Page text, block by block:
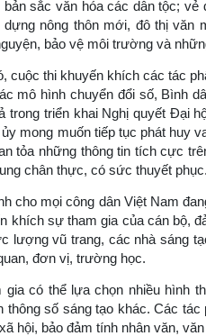
bản sắc văn hóa các dân tộc;
dựng nông thôn mới, đô thị văn
bảo vệ môi trường và
cuộc thi khuyến khích các tác
mô hình chuyển đổi số, Bình
trong triển khai Nghị quyết Đại
mong muốn tiếp tục phát huy
tỏa những thông tin tích cực
chân thực, có sức thuyết phục.
cho mọi công dân Việt Nam
khích sự tham gia của cán bộ,
lượng vũ trang, các nhà sáng
đơn vị, trường học.
gia có thể lựa chọn nhiều hình
thông số sáng tạo khác. Các
hội, bảo đảm tính nhân văn,